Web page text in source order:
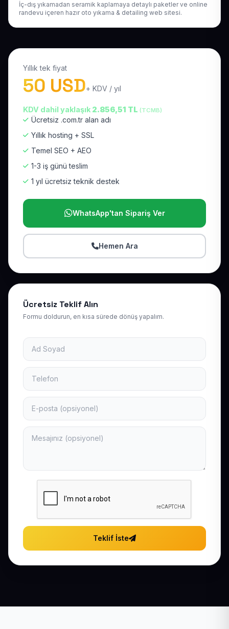
İç-dış yıkamadan seramik kaplamaya detaylı paketler ve online
randevu içeren hazır oto yıkama & detailing web sitesi.
Yıllık tek fiyat
50 USD+ KDV / yıl
KDV dahil yaklaşık 2.856,51 TL (TCMB)
Ücretsiz .com.tr alan adı
Yıllık hosting + SSL
Temel SEO + AEO
1-3 iş günü teslim
1 yıl ücretsiz teknik destek
WhatsApp'tan Sipariş Ver
Hemen Ara
Ücretsiz Teklif Alın
Formu doldurun, en kısa sürede dönüş yapalım.
Teklif İste